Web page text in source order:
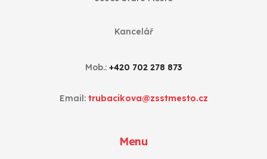
Kancelář
Mob.: +420 702 278 873
Email: trubacikova@zsstmesto.cz
Menu